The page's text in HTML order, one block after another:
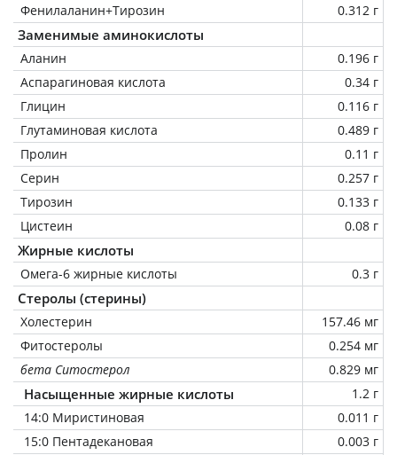
Фенилаланин+Тирозин
0.312 г
Заменимые аминокислоты
Аланин
0.196 г
Аспарагиновая кислота
0.34 г
Глицин
0.116 г
Глутаминовая кислота
0.489 г
Пролин
0.11 г
Серин
0.257 г
Тирозин
0.133 г
Цистеин
0.08 г
Жирные кислоты
Омега-6 жирные кислоты 0.3 г
Стеролы (стерины)
Холестерин
157.46 мг
Фитостеролы
0.254 мг
бета Ситостерол
0.829 мг
Насыщенные жирные кислоты
1.2 г
14:0 Миристиновая
0.011 г
15:0 Пентадекановая
0.003 г